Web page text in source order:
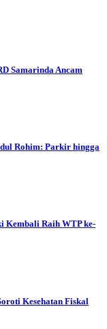
Samarinda Ancam
Rohim: Parkir hingga
Kembali Raih WTP ke-
Kesehatan Fiskal